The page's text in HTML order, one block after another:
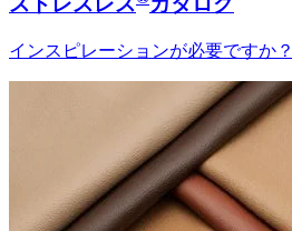
インスピレーションが必要ですか？